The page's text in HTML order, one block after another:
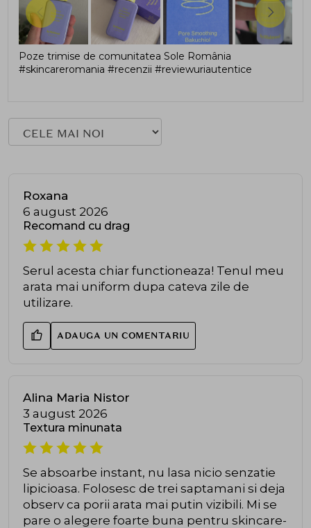
Poze trimise de comunitatea Sole România
#skincareromania #recenzii #reviewuriautentice
Roxana
6 august 2026
Recomand cu drag
Serul acesta chiar functioneaza! Tenul meu
arata mai uniform dupa cateva zile de
utilizare.
ADAUGA UN COMENTARIU
Alina Maria Nistor
3 august 2026
Textura minunata
Se absoarbe instant, nu lasa nicio senzatie
lipicioasa. Folosesc de trei saptamani si deja
observ ca porii arata mai putin vizibili. Mi se
pare o alegere foarte buna pentru skincare-